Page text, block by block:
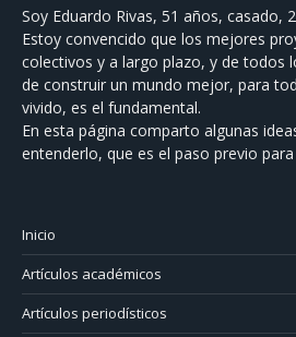
Soy Eduardo Rivas, 51 años, casado,
Estoy convencido que los mejores
colectivos y a largo plazo, y de todos
de construir un mundo mejor, para
vivido, es el fundamental.
En esta página comparto algunas
entenderlo, que es el paso previo
Inicio
Artículos académicos
Artículos periodísticos